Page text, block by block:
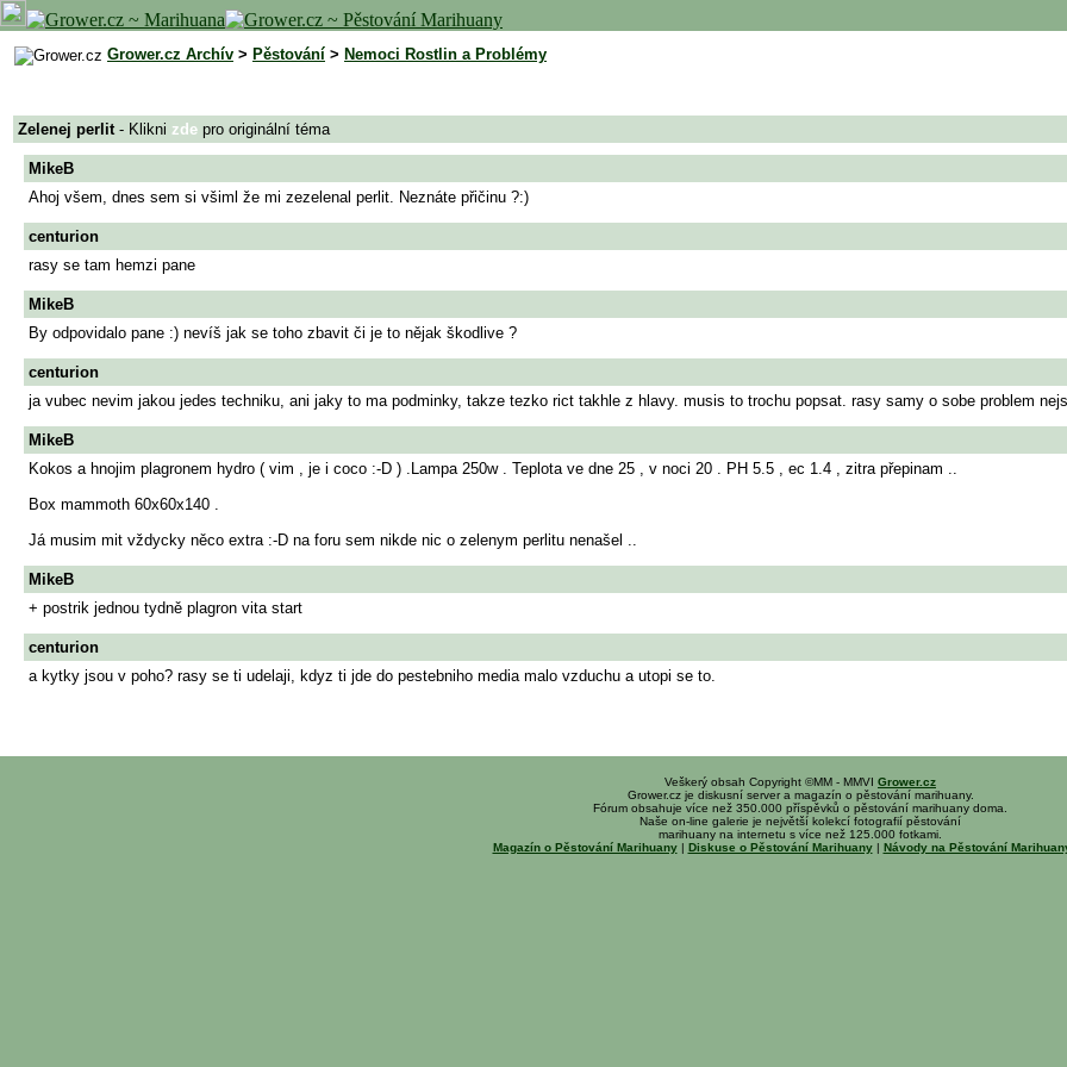
Grower.cz Archív > Pěstování > Nemoci Rostlin a Problémy
Zelenej perlit- Klikni zde pro originální téma
MikeB
Ahoj všem, dnes sem si všiml že mi zezelenal perlit. Neznáte přičinu ?:)
centurion
rasy se tam hemzi pane
MikeB
By odpovidalo pane :) nevíš jak se toho zbavit či je to nějak škodlive ?
centurion
ja vubec nevim jakou jedes techniku, ani jaky to ma podminky, takze tezko rict takhle z hlavy. musis to trochu popsat. rasy samy o sobe problem
MikeB
Kokos a hnojim plagronem hydro ( vim , je i coco :-D ) .Lampa 250w . Teplota ve dne 25 , v noci 20 . PH 5.5 , ec 1.4 , zitra přepinam ..
Box mammoth 60x60x140 .
Já musim mit vždycky něco extra :-D na foru sem nikde nic o zelenym perlitu nenašel ..
MikeB
+ postrik jednou tydně plagron vita start
centurion
a kytky jsou v poho? rasy se ti udelaji, kdyz ti jde do pestebniho media malo vzduchu a utopi se to.
Veškerý obsah Copyright ©MM - MMVI Grower.cz
Grower.cz je diskusní server a magazín o pěstování marihuany.
Fórum obsahuje více než 350.000 příspěvků o pěstování marihuany doma.
Naše on-line galerie je největší kolekcí fotografií pěstování
marihuany na internetu s více než 125.000 fotkami.
Magazín o Pěstování Marihuany| Diskuse o Pěstování Marihuany| Návody na Pěstování